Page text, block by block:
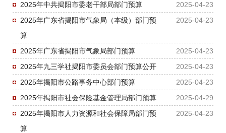
2025-04-23
2025年中共揭阳市委老干部局部门预算
2025-04-23
2025年广东省揭阳市气象局（本级）部门预
算
2025-04-23
2025年广东省揭阳市气象局部门预算
2025-04-23
2025年九三学社揭阳市委员会部门预算公开
2025-04-23
2025年揭阳市公路事务中心部门预算
2025-04-29
2025年揭阳市社会保险基金管理局部门预算
2025-04-23
2025年揭阳市人力资源和社会保障局部门预
算